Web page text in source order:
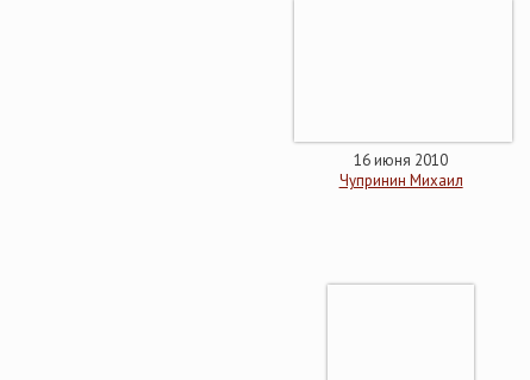
16 июня 2010
Чупринин Михаил